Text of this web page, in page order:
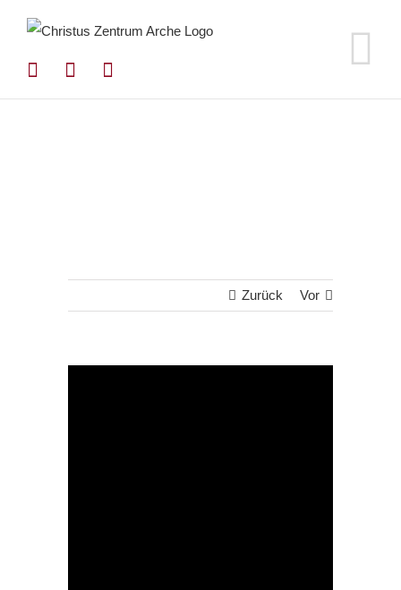
springen
Zurück Vor